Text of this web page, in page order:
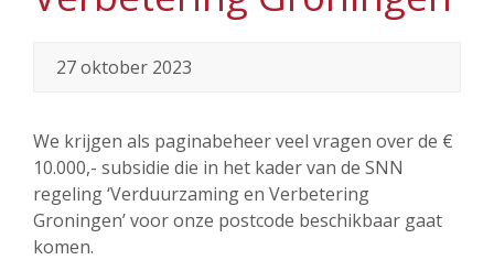
27 oktober 2023
We krijgen als paginabeheer veel vragen over de €
10.000,- subsidie die in het kader van de SNN
regeling ‘Verduurzaming en Verbetering
Groningen’ voor onze postcode beschikbaar gaat
komen.